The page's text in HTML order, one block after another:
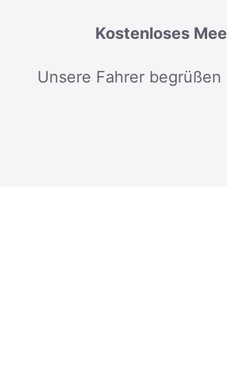
Kostenloses
Unsere Fahrer